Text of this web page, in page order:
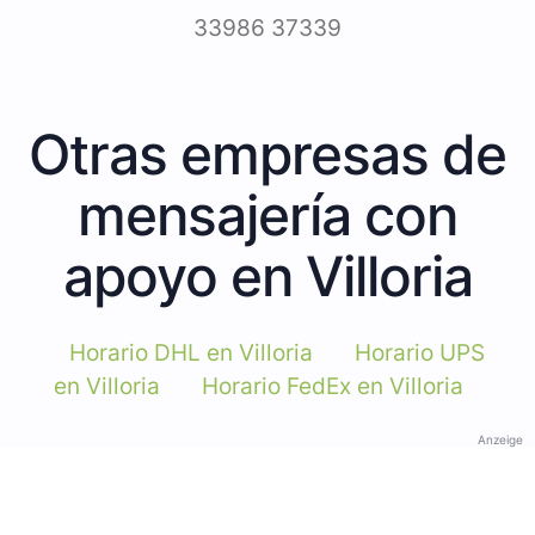
33986 37339
Otras empresas de
mensajería con
apoyo en Villoria
Horario DHL en Villoria
Horario UPS
en Villoria
Horario FedEx en Villoria
Anzeige